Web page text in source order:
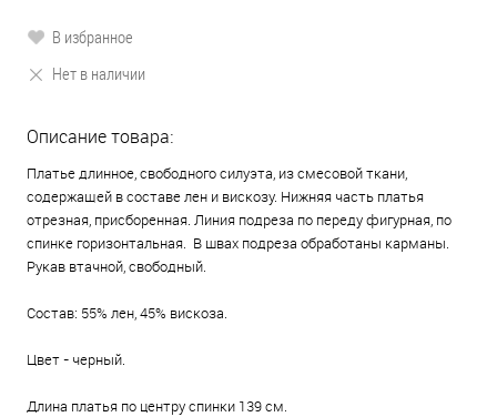
В избранное
Нет в наличии
Описание товара:
Платье длинное, свободного силуэта, из смесовой ткани,
содержащей в составе лен и вискозу. Нижняя часть платья
отрезная, присборенная. Линия подреза по переду фигурная, по
спинке горизонтальная. В швах подреза обработаны карманы.
Рукав втачной, свободный.
Состав: 55% лен, 45% вискоза.
Цвет - черный.
Длина платья по центру спинки 139 см.